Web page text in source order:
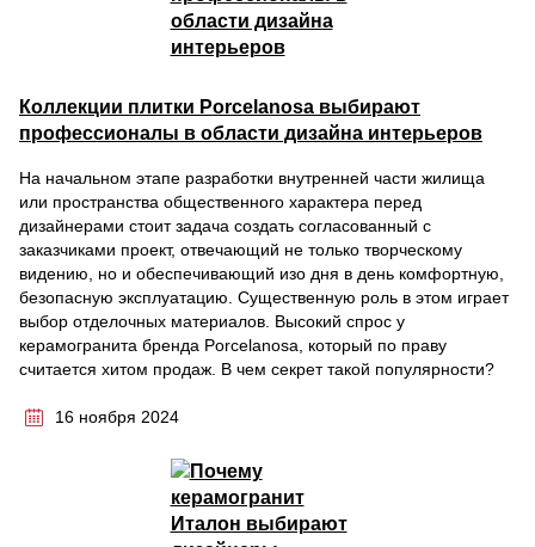
Коллекции плитки Porcelanosa выбирают
профессионалы в области дизайна интерьеров
На начальном этапе разработки внутренней части жилища
или пространства общественного характера перед
дизайнерами стоит задача создать согласованный с
заказчиками проект, отвечающий не только творческому
видению, но и обеспечивающий изо дня в день комфортную,
безопасную эксплуатацию. Существенную роль в этом играет
выбор отделочных материалов. Высокий спрос у
керамогранита бренда Porcelanosa, который по праву
считается хитом продаж. В чем секрет такой популярности?
16 ноября 2024